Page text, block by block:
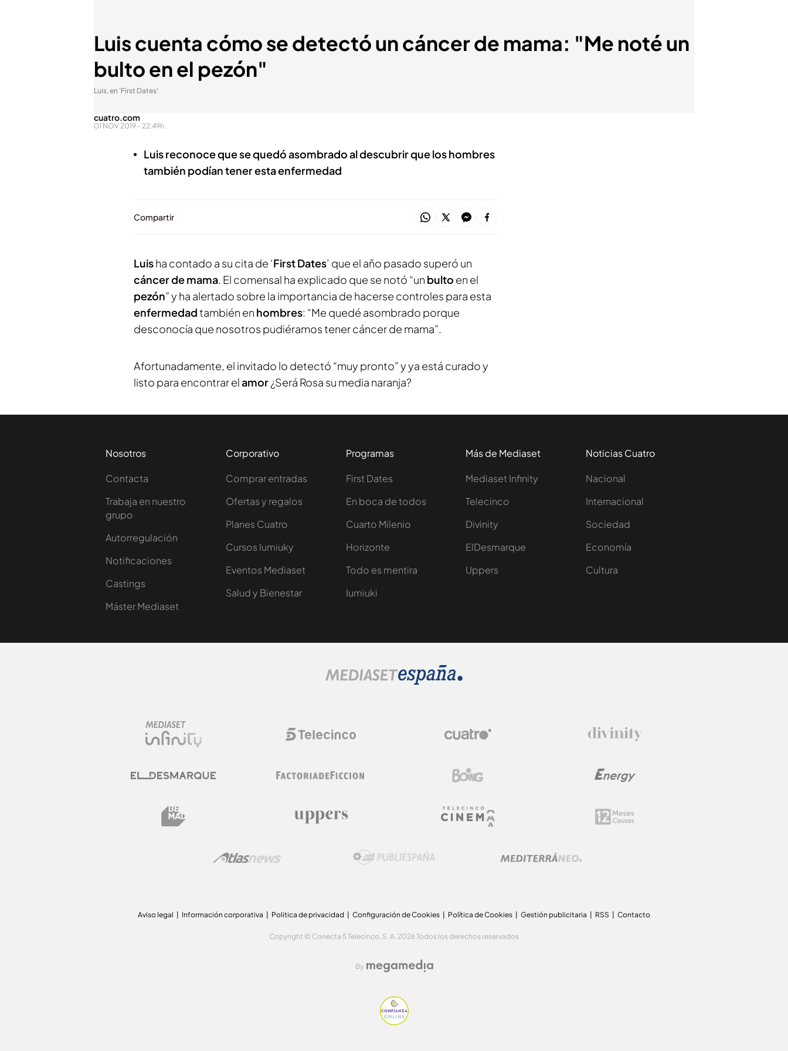
Luis cuenta cómo se detectó un cáncer de mama: "Me noté un
bulto en el pezón"
Luis, en 'First Dates'
cuatro.com
01 NOV 2019 - 22:49h.
Luis reconoce que se quedó asombrado al descubrir que los hombres
también podían tener esta enfermedad
Compartir
Luisha contado a su cita de ‘First Dates’ que el año pasado superó un
cáncer de mama. El comensal ha explicado que se notó “un bulto en el
pezón” y ha alertado sobre la importancia de hacerse controles para esta
enfermedadtambién en hombres: “Me quedé asombrado porque
desconocía que nosotros pudiéramos tener cáncer de mama”.
Afortunadamente, el invitado lo detectó “muy pronto” y ya está curado y
listo para encontrar elamor¿Será Rosa su media naranja?
Nosotros
Contacta
Trabaja en nuestro
grupo
Autorregulación
Notificaciones
Castings
Máster Mediaset
Corporativo
Comprar entradas
Ofertas y regalos
Planes Cuatro
Cursos Iumiuky
Eventos Mediaset
Salud y Bienestar
Programas
First Dates
En boca de todos
Cuarto Milenio
Horizonte
Todo es mentira
Iumiuki
Más de Mediaset
Mediaset Infinity
Telecinco
Divinity
ElDesmarque
Uppers
Noticias Cuatro
Nacional
Internacional
Sociedad
Economía
Cultura
Aviso legal Información corporativa Politica de privacidad Configuración de Cookies Política de Cookies Gestión publicitaria RSS Contacto
Copyright © Conecta 5 Telecinco, S. A. 2026 Todos los derechos reservados
By